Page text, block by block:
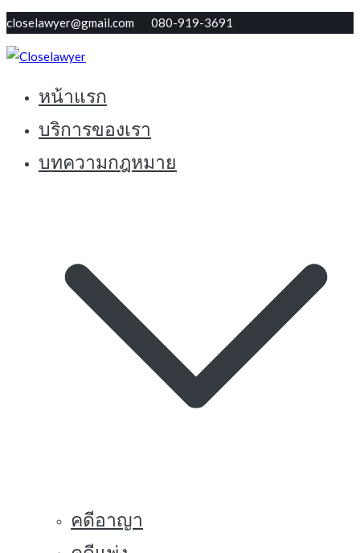
Skip
to
content
closelawyer@gmail.com 080-919-3691
Closelawyer
ทนายใกล้ตัว รับปรึกษากฏหมายฟรี
หน้าแรก
บริการของเรา
บทความกฎหมาย
คดีอาญา